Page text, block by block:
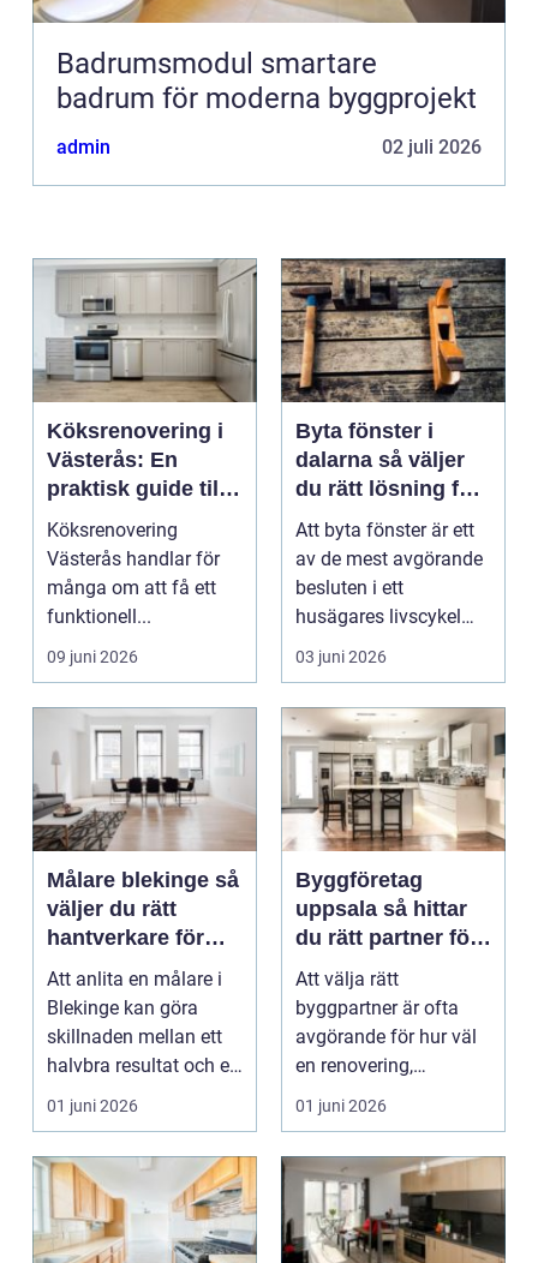
Badrumsmodul smartare
badrum för moderna byggprojekt
admin 02 juli 2026
Köksrenovering i
Västerås: En
praktisk guide till
ett lyckat projekt
Köksrenovering
Västerås handlar för
många om att få ett
funktionell...
09 juni 2026
Byta fönster i
dalarna så väljer
du rätt lösning för
hus och klimat
Att byta fönster är ett
av de mest avgörande
besluten i ett
husägares livscykel
med sitt hem. Rätt f...
03 juni 2026
Målare blekinge så
väljer du rätt
hantverkare för
ditt projekt
Att anlita en målare i
Blekinge kan göra
skillnaden mellan ett
halvbra resultat och ett
hem eller en...
01 juni 2026
Byggföretag
uppsala så hittar
du rätt partner för
renovering och
ombyggnad
Att välja rätt
byggpartner är ofta
avgörande för hur väl
en renovering,
ombyggnad eller
tillbyggnad ...
01 juni 2026